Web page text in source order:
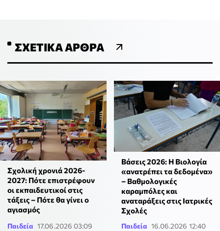
ΣΧΕΤΙΚΆ ΆΡΘΡΑ
Σχολική χρονιά 2026-
2027: Πότε επιστρέφουν
οι εκπαιδευτικοί στις
τάξεις – Πότε θα γίνει ο
αγιασμός
Παιδεία 17.06.2026 03:09
Βάσεις 2026: Η Βιολογία
«ανατρέπει τα δεδομένα»
– Βαθμολογικές
καραμπόλες και
αναταράξεις στις Ιατρικές
Σχολές
Παιδεία 16.06.2026 12:40